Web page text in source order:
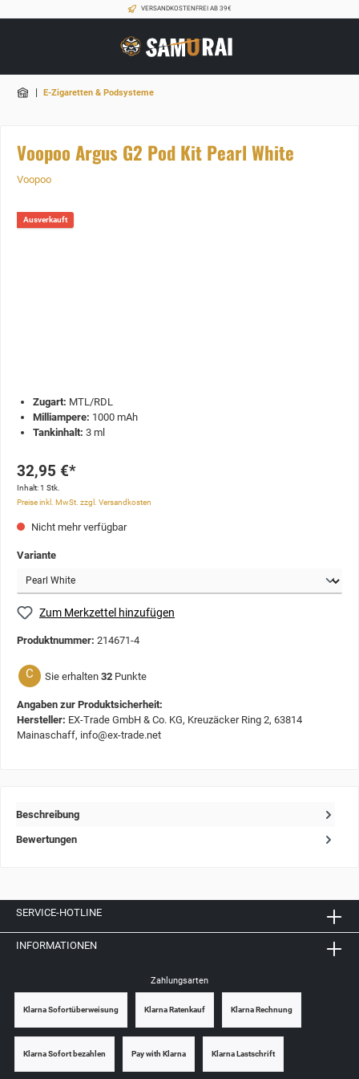
VERSANDKOSTENFREI AB 39€
| E-Zigaretten & Podsysteme
Voopoo Argus G2 Pod Kit Pearl White
Voopoo
Ausverkauft
Zugart: MTL/RDL
Milliampere: 1000 mAh
Tankinhalt: 3 ml
32,95 €*
Inhalt:1 Stk.
Preise inkl. MwSt. zzgl. Versandkosten
Nicht mehr verfügbar
Variante
Zum Merkzettel hinzufügen
Produktnummer: 214671-4
C Sie erhalten 32 Punkte
Angaben zur Produktsicherheit:
Hersteller: EX-Trade GmbH & Co. KG, Kreuzäcker Ring 2, 63814
Mainaschaff, info@ex-trade.net
Beschreibung
Bewertungen
SERVICE-HOTLINE
INFORMATIONEN
Zahlungsarten
Klarna Sofortüberweisung Klarna Ratenkauf Klarna Rechnung
Klarna Sofort bezahlen Pay with Klarna Klarna Lastschrift